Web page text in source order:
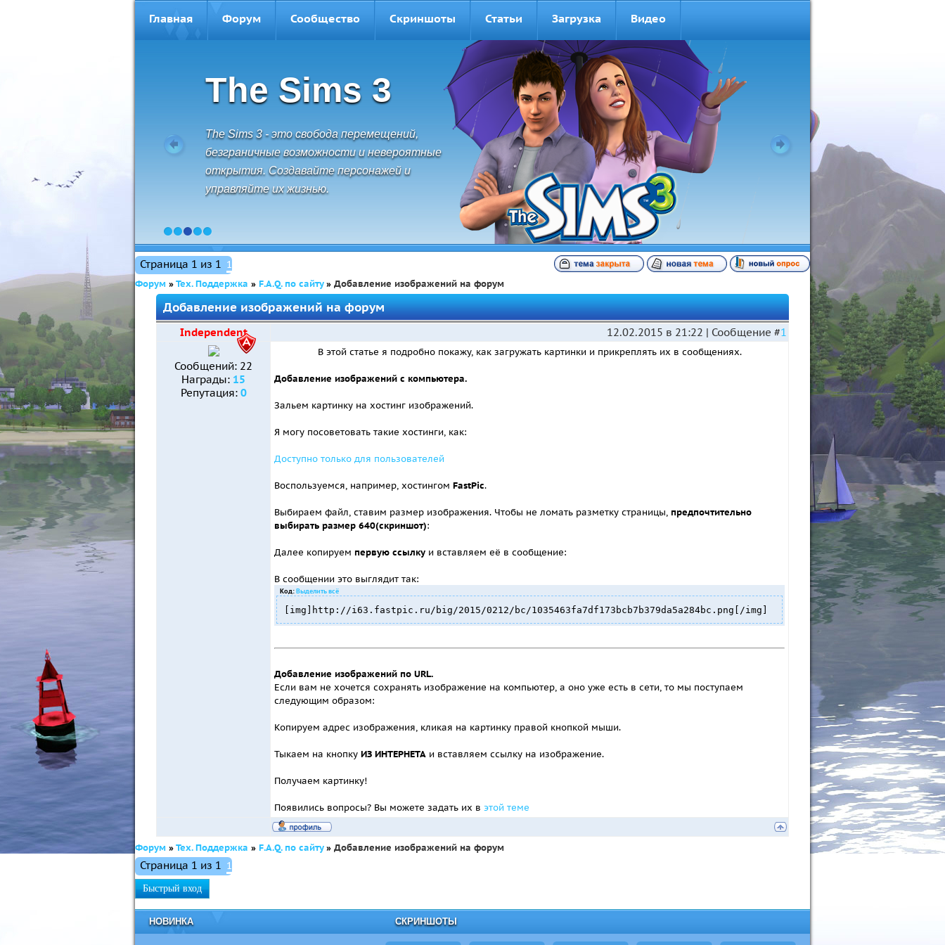
Главная Форум Сообщество Скриншоты Статьи Загрузка Видео
The Sims 3
The Sims 3 - это свобода перемещений,
безграничные возможности и невероятные
открытия. Создавайте персонажей и
управляйте их жизнью.
1 2 3 4 5
Страница 1 из 1 1
Форум »Тех. Поддержка » F.A.Q. по сайту » Добавление изображений на форум
Добавление изображений на форум
Independent 12.02.2015 в 21:22 | Сообщение #1
Сообщений: 22
Награды: 15
Репутация: 0
В этой статье я подробно покажу, как загружать картинки и прикреплять их в сообщениях.
Добавление изображений с компьютера.
Зальем картинку на хостинг изображений.
Я могу посоветовать такие хостинги, как:
Доступно только для пользователей
Воспользуемся, например, хостингом FastPic.
Выбираем файл, ставим размер изображения. Чтобы не ломать разметку страницы, предпочтительно
выбирать размер 640(скриншот):
Далее копируем первую ссылку и вставляем её в сообщение:
В сообщении это выглядит так:
Код:Выделить всё
[img]http://i63.fastpic.ru/big/2015/0212/bc/1035463fa7df173bcb7b379da5a284bc.png[/img]
Добавление изображений по URL.
Если вам не хочется сохранять изображение на компьютер, а оно уже есть в сети, то мы поступаем
следующим образом:
Копируем адрес изображения, кликая на картинку правой кнопкой мыши.
Тыкаем на кнопку ИЗ ИНТЕРНЕТА и вставляем ссылку на изображение.
Получаем картинку!
Появились вопросы? Вы можете задать их в этой теме
Форум »Тех. Поддержка » F.A.Q. по сайту » Добавление изображений на форум
Страница 1 из 1 1
НОВИНКА СКРИНШОТЫ